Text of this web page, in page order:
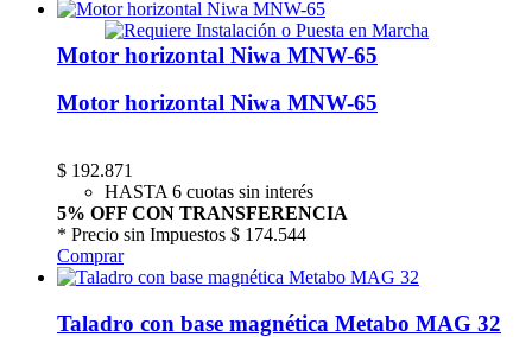
Motor horizontal Niwa MNW-65
Motor horizontal Niwa MNW-65
$ 192.871
HASTA 6 cuotas sin interés
5% OFF CON TRANSFERENCIA
* Precio sin Impuestos $ 174.544
Comprar
Taladro con base magnética Metabo MAG 32